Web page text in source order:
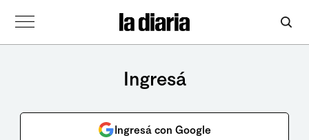
Ingresá
Ingresá con Google